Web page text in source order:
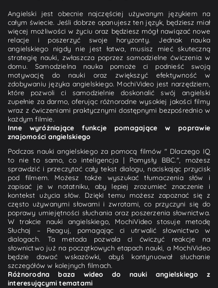
Angielski jest obecnie najczęściej używanym językiem na
całym świecie. Jeśli dobrze opanujesz ten język, będziesz miał
więcej możliwości w życiu oraz będziesz mógł nawiązać nowe
relacje i poszerzyć swoje horyzonty. Jednak nauka
angielskiego nigdy nie jest łatwa, musisz mieć skuteczną
strategię nauki, zwłaszcza poprzez samodzielne ćwiczenia w
domu. Samodzielna nauka pomoże ci podnieść swoją
motywację do nauki oraz zwiększyć efektywność w
zdobywaniu języka angielskiego. MochiVideo jest narzędziem,
które pozwoli ci samodzielnie doskonalić swój angielski
zupełnie za darmo, oferując różnorodne wysokiej jakości filmy
wraz z ćwiczeniami praktycznymi dostępnymi bezpośrednio w
każdym filmie.
Inne wyróżniające funkcje pomagające w poprawie
znajomości angielskiego
Podczas nauki angielskiego za pomocą filmów " Dlaczego IQ
to nie to samo, co inteligencja | Pomysły BBC.", możesz
sprawdzić i przeczytać cały tekst dialogu, naciskając przycisk
pod filmem. Możesz także wyszukać tłumaczenia słów i
zapisać je w notatniku, aby lepiej zrozumieć znaczenie i
kontekst użycia słów. Dzięki temu możesz zapoznać się z
często używanymi słowami i zwrotami, co przyczyni się do
poprawy umiejętności słuchania oraz poszerzenia słownictwa.
W trakcie nauki angielskiego, MochiVideo stosuje metodę
Słuchaj – Reaguj, pomagając ci utrwalić słownictwo w
dialogach. Ta metoda pozwala ci ćwiczyć reakcje na
słownictwo już na początkowych etapach nauki, a MochiVideo
będzie dawać wskazówki, abyś kontynuował słuchanie
szczegółów w kolejnych filmach.
Różnorodna baza wideo do nauki angielskiego z
interesującymi tematami